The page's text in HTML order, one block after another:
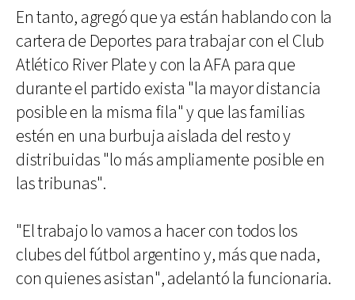
En tanto, agregó que ya están hablando con la
cartera de Deportes para trabajar con el Club
Atlético River Plate y con la AFA para que
durante el partido exista "la mayor distancia
posible en la misma fila" y que las familias
estén en una burbuja aislada del resto y
distribuidas "lo más ampliamente posible en
las tribunas".
"El trabajo lo vamos a hacer con todos los
clubes del fútbol argentino y, más que nada,
con quienes asistan", adelantó la funcionaria.